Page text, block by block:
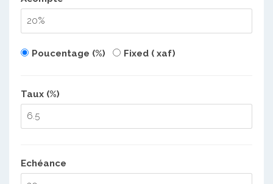
Poucentage (%) Fixed ( xaf)
Taux (%)
Echéance